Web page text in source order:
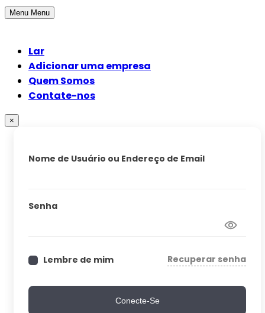
Menu Menu
Lar
Adicionar uma empresa
Quem Somos
Contate-nos
×
Nome de Usuário ou Endereço de Email
Senha
Lembre de mim Recuperar senha
Conecte-Se